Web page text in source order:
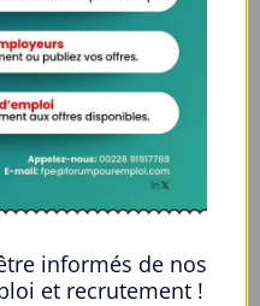
Outfits
Commercial
-0 informés de nos
et recrutement !